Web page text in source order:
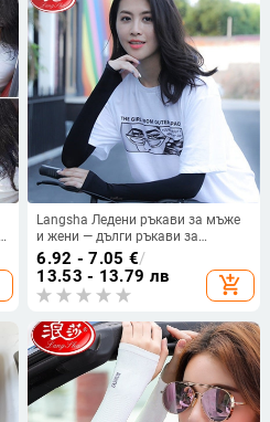
Langsha Ледени ръкави за мъже
и жени — дълги ръкави за
слънцезащита при спорт на
открито, тичане и колоездене,
прохладни и дишащи
6.92 - 7.05 €/
13.53 - 13.79 лв
add_shopping_cart